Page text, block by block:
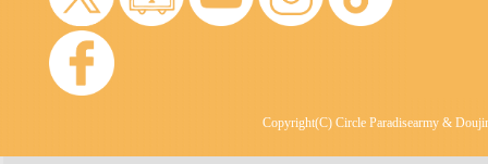
Copyright(C) Circle Paradisearmy &